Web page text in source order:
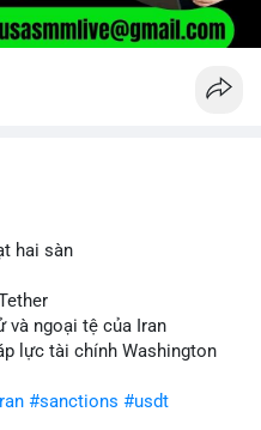
hai sàn
và ngoại tệ của Iran
lực tài chính Washington
#sanctions #usdt